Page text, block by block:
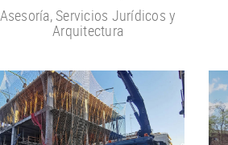
Asesoría, Servicios Jurídicos y
Arquitectura